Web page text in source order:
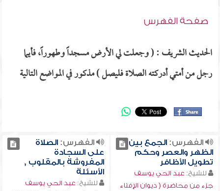
صفحة الفهرس
الحديث الشريف : ( وجعلت لي الأرض مسجداً وطهوراً، فأيما
رجل من أمتي أدركته الصلاة فليصل ) مذكور في المواضع التالية
الفهرس:الجمع بين
الظهر والعصر وحكم
تطويل الأظافر
للشيخ: عبد الحي يوسف
جزء من محاضرة ( ديوان الإفتاء
الفهرس:الصلاة
على السجادة
المفروشة بالمقلوب ,
الأسئلة
للشيخ: عبد الحي يوسف